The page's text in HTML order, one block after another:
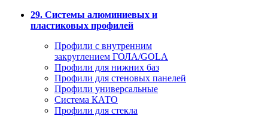
29. Системы алюминиевых и
пластиковых профилей
Профили с внутренним
закруглением ГОЛА/GOLA
Профили для нижних баз
Профили для стеновых панелей
Профили универсальные
Система КАТО
Профили для стекла